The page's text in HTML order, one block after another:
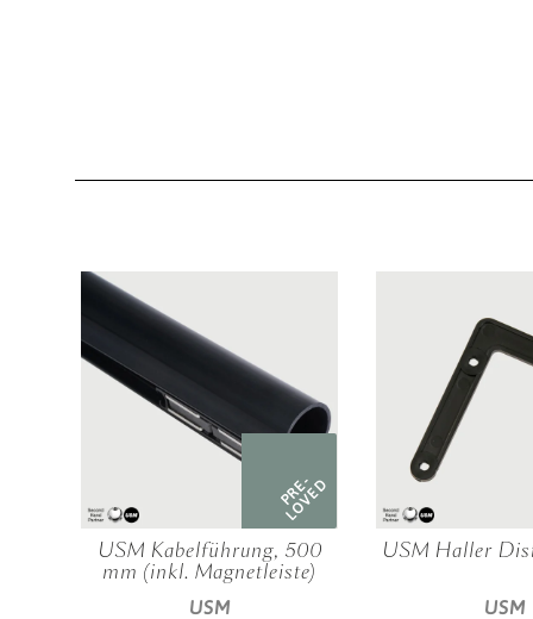
PRE-
LOVED
USM Kabelführung, 500
mm (inkl. Magnetleiste)
USM
USM Haller
USM